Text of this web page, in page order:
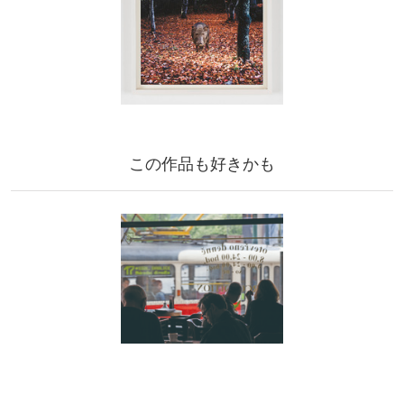
この作品も好きかも